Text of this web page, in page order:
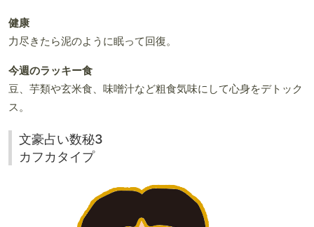
健康
力尽きたら泥のように眠って回復。
今週のラッキー食
豆、芋類や玄米食、味噌汁など粗食気味にして心身をデトック
ス。
文豪占い数秘3
カフカタイプ